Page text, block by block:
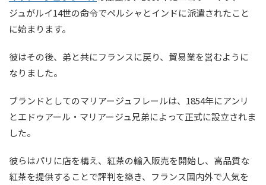
ジュがルイ14世の命令でペルシャとインドに派遣されたこと
に始まります。
彼はその後、弟と共にフランスに戻り、貿易業を営むように
なりました。
ブランドとしてのマリアージュフレールは、1854年にアンリ
とエドゥアール・マリアージュ兄弟によって正式に設立されま
した。
彼らはパリに店を構え、紅茶の輸入販売を開始し、高品質な
紅茶を提供することで評判を築き、フランス国内外で人気を